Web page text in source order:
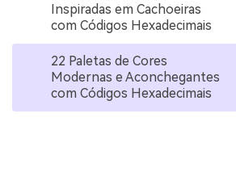
Inspiradas em Cachoeiras
com Códigos Hexadecimais
22 Paletas de Cores
Modernas e Aconchegantes
com Códigos Hexadecimais